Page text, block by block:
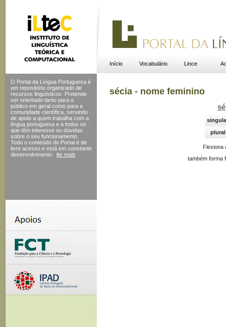
Início Vocabulário Lince
O Portal da Língua Portuguesa é
um repositório organizado de
recursos linguísticos. Pretende
ser orientado tanto para o
público em geral como para a
comunidade científica, servindo
de apoio a quem trabalha com a
língua portuguesa e a todos os
que têm interesse ou dúvidas
sobre o seu funcionamento.
Todo o conteúdo do Portal é de
livre acesso e está em constante
desenvolvimento.
ler mais
sécia - nome feminino
sé
plural
Flexiona
também forma